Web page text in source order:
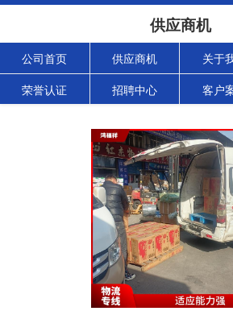
供应商机
公司首页 供应商机 关于
荣誉认证 招聘中心 客户